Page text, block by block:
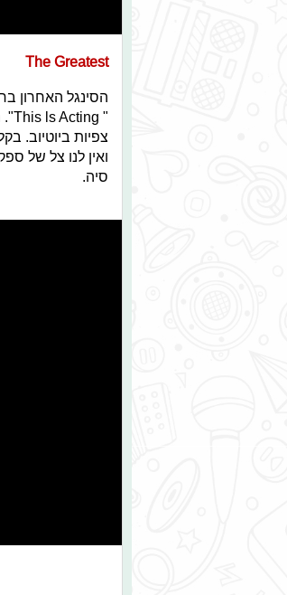
The Greatest
הסינגל האחרון
"
This ls Acting
צפיות ביוטיוב.
ואין לנו צל של
סיה.